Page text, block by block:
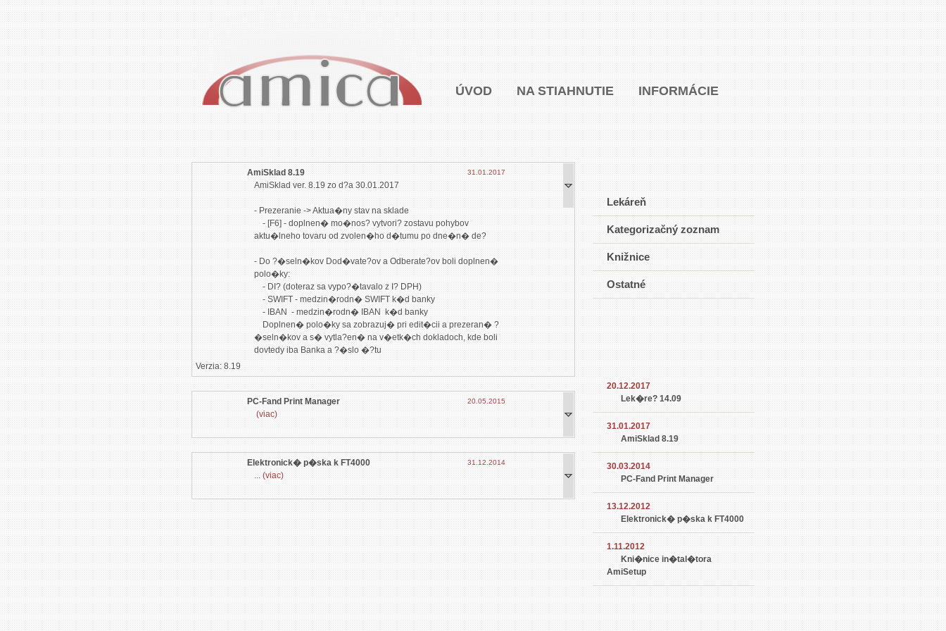
ÚVOD NA STIAHNUTIE INFORMÁCIE
AmiSklad 8.19 31.01.2017
AmiSklad ver. 8.19 zo d?a 30.01.2017
- Prezeranie -> Aktua�ny stav na sklade
aktu�lneho tovaru od zvolen�ho d�tumu po dne�n� de?
- Do ?�seln�kov Dod�vate?ov a Odberate?ov boli doplnen�
polo�ky:
�seln�kov a s� vytla?en� na v�etk�ch dokladoch, kde boli
dovtedy iba Banka a ?�slo �?tu
Verzia: 8.19
PC-Fand Print Manager 20.05.2015
(viac)
Elektronick� p�ska k FT4000 31.12.2014
... (viac)
Lekáreň
Kategorizačný zoznam
Knižnice
Ostatné
20.12.2017
Lek�re? 14.09
31.01.2017
AmiSklad 8.19
30.03.2014
PC-Fand Print Manager
13.12.2012
Elektronick� p�ska k FT4000
1.11.2012
Kni�nice in�tal�tora
AmiSetup